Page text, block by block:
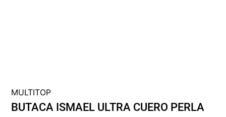
MULTITOP
BUTACA ISMAEL ULTRA CUERO PERLA